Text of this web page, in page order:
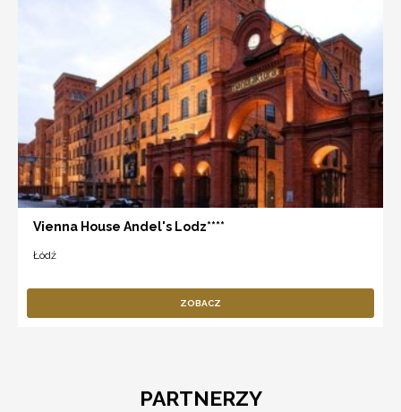
Vienna House Andel's Lodz****
Łódź
ZOBACZ
PARTNERZY